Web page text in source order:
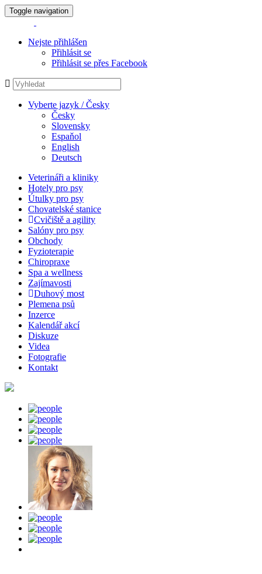
Toggle navigation
Nejste přihlášen
Přihlásit se
Přihlásit se přes Facebook
Vyberte jazyk / Česky
Česky
Slovensky
Espaňol
English
Deutsch
Veterináři a kliniky
Hotely pro psy
Útulky pro psy
Chovatelské stanice
Cvičiště a agility
Salóny pro psy
Obchody
Fyzioterapie
Chiropraxe
Spa a wellness
Zajímavosti
Duhový most
Plemena psů
Inzerce
Kalendář akcí
Diskuze
Videa
Fotografie
Kontakt